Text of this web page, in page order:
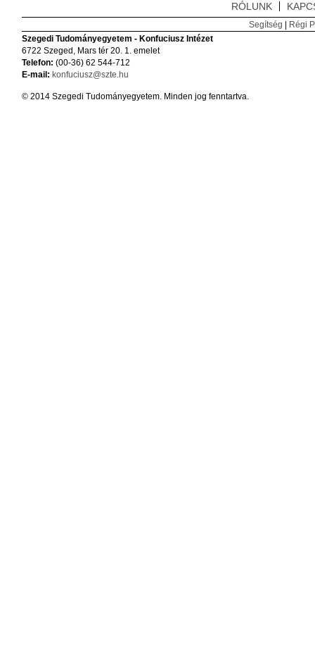
RÓLUNK
Segítség | Régi
Szegedi Tudományegyetem - Konfuciusz Intézet
6722 Szeged, Mars tér 20. 1. emelet
Telefon: (00-36) 62 544-712
E-mail: konfuciusz@szte.hu
© 2014 Szegedi Tudományegyetem. Minden jog fenntartva.